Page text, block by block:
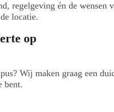
regelgeving én de wensen
locatie.
op
Wij maken graag een
bent.